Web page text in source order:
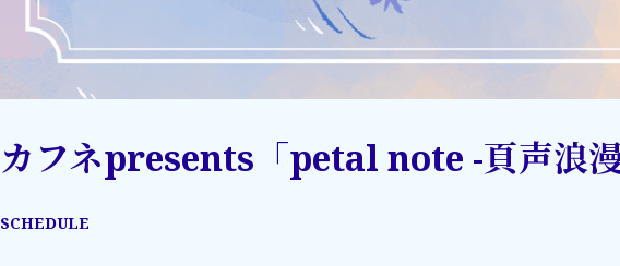
カフネpresents「petal note -頁声浪
SCHEDULE